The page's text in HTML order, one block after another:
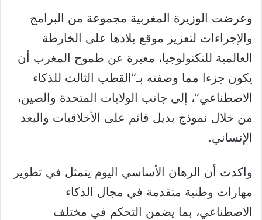
وعرضت الوزيرة المغربية مجموعة من البرامج
والإجراءات لتعزيز موقع بلادها على الخارطة
العالمية للتكنولوجيا، معبرة عن طموح المغرب أن
يكون جزءا مما وصفته بـ”القطب الثالث للذكاء
الاصطناعي”، إلى جانب الولايات المتحدة والصين،
من خلال نموذج بديل قائم على الأخلاقيات والبعد
الإنساني.
واكدت أن الرهان الأساسي اليوم يتمثل في تطوير
مهارات وطنية متقدمة في مجال الذكاء
الاصطناعي، بما يضمن التحكم في مختلف